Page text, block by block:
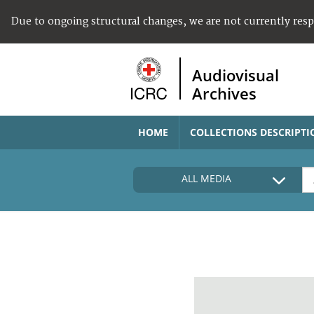
Due to ongoing structural changes, we are not currently
Audiovisual
Archives
HOME COLLECTIONS
ALL MEDIA